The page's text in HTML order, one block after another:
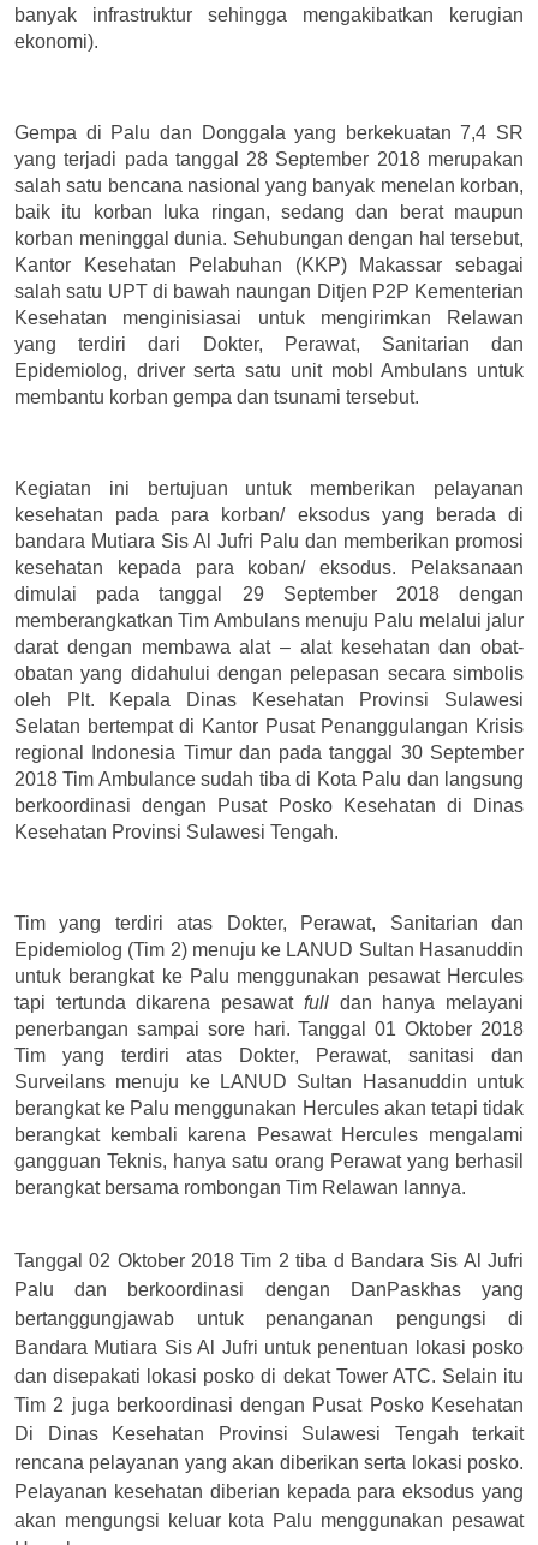
banyak infrastruktur sehingga mengakibatkan kerugian
ekonomi).
Gempa di Palu dan Donggala yang berkekuatan 7,4 SR
yang terjadi pada tanggal 28 September 2018 merupakan
salah satu bencana nasional yang banyak menelan korban,
baik itu korban luka ringan, sedang dan berat maupun
korban meninggal dunia. Sehubungan dengan hal tersebut,
Kantor Kesehatan Pelabuhan (KKP) Makassar sebagai
salah satu UPT di bawah naungan Ditjen P2P Kementerian
Kesehatan menginisiasai untuk mengirimkan Relawan
yang terdiri dari Dokter, Perawat, Sanitarian dan
Epidemiolog, driver serta satu unit mobl Ambulans untuk
membantu korban gempa dan tsunami tersebut.
Kegiatan ini bertujuan untuk memberikan pelayanan
kesehatan pada para korban/ eksodus yang berada di
bandara Mutiara Sis Al Jufri Palu dan memberikan promosi
kesehatan kepada para koban/ eksodus. Pelaksanaan
dimulai pada tanggal 29 September 2018 dengan
memberangkatkan Tim Ambulans menuju Palu melalui jalur
darat dengan membawa alat – alat kesehatan dan obat-
obatan yang didahului dengan pelepasan secara simbolis
oleh Plt. Kepala Dinas Kesehatan Provinsi Sulawesi
Selatan bertempat di Kantor Pusat Penanggulangan Krisis
regional Indonesia Timur dan pada tanggal 30 September
2018 Tim Ambulance sudah tiba di Kota Palu dan langsung
berkoordinasi dengan Pusat Posko Kesehatan di Dinas
Kesehatan Provinsi Sulawesi Tengah.
Tim yang terdiri atas Dokter, Perawat, Sanitarian dan
Epidemiolog (Tim 2) menuju ke LANUD Sultan Hasanuddin
untuk berangkat ke Palu menggunakan pesawat Hercules
tapi tertunda dikarena pesawat fulldan hanya melayani
penerbangan sampai sore hari. Tanggal 01 Oktober 2018
Tim yang terdiri atas Dokter, Perawat, sanitasi dan
Surveilans menuju ke LANUD Sultan Hasanuddin untuk
berangkat ke Palu menggunakan Hercules akan tetapi tidak
berangkat kembali karena Pesawat Hercules mengalami
gangguan Teknis, hanya satu orang Perawat yang berhasil
berangkat bersama rombongan Tim Relawan lannya.
Tanggal 02 Oktober 2018 Tim 2 tiba d Bandara Sis Al Jufri
Palu dan berkoordinasi dengan DanPaskhas yang
bertanggungjawab untuk penanganan pengungsi di
Bandara Mutiara Sis Al Jufri untuk penentuan lokasi posko
dan disepakati lokasi posko di dekat Tower ATC. Selain itu
Tim 2 juga berkoordinasi dengan Pusat Posko Kesehatan
Di Dinas Kesehatan Provinsi Sulawesi Tengah terkait
rencana pelayanan yang akan diberikan serta lokasi posko.
Pelayanan kesehatan diberian kepada para eksodus yang
akan mengungsi keluar kota Palu menggunakan pesawat